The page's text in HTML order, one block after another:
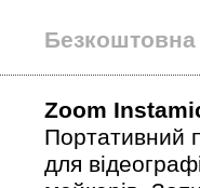
Безкоштовна
Zoom
Портативний
для